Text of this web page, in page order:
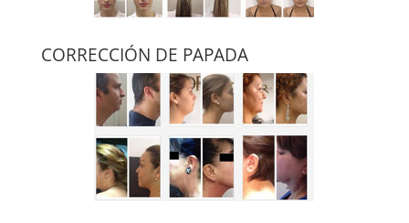
CORRECCIÓN DE PAPADA